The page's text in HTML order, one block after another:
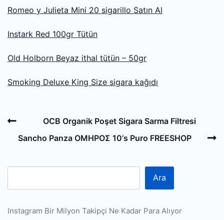
Romeo y Julieta Mini 20 sigarillo Satın Al
Instark Red 100gr Tütün
Old Holborn Beyaz ithal tütün – 50gr
Smoking Deluxe King Size sigara kağıdı
Post
navigation
Previous
Post
OCB Organik Poşet Sigara Sarma Filtresi
Sancho Panza OMHPOΣ 10’s Puro FREESHOP
Ara
Instagram Bir Milyon Takipçi Ne Kadar Para Alıyor